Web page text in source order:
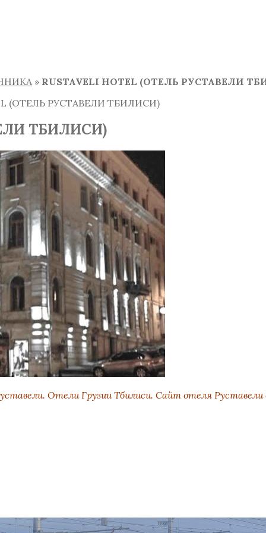
» RUSTAVELI HOTEL (ОТЕЛЬ РУСТАВЕЛИ
(ОТЕЛЬ РУСТАВЕЛИ ТБИЛИСИ)
ТБИЛИСИ)
Отели Грузии Тбилиси. Сайт отеля Руставели